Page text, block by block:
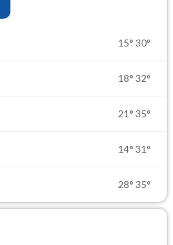
15° 30°
18° 32°
21° 35°
14° 31°
28° 35°